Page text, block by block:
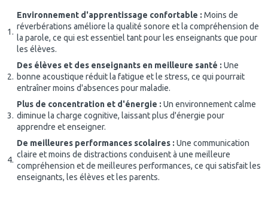
Environnement d'apprentissage confortable : Moins de
réverbérations améliore la qualité sonore et la compréhension de
la parole, ce qui est essentiel tant pour les enseignants que pour
les élèves.
Des élèves et des enseignants en meilleure santé : Une
bonne acoustique réduit la fatigue et le stress, ce qui pourrait
entraîner moins d'absences pour maladie.
Plus de concentration et d'énergie : Un environnement calme
diminue la charge cognitive, laissant plus d'énergie pour
apprendre et enseigner.
De meilleures performances scolaires : Une communication
claire et moins de distractions conduisent à une meilleure
compréhension et de meilleures performances, ce qui satisfait les
enseignants, les élèves et les parents.